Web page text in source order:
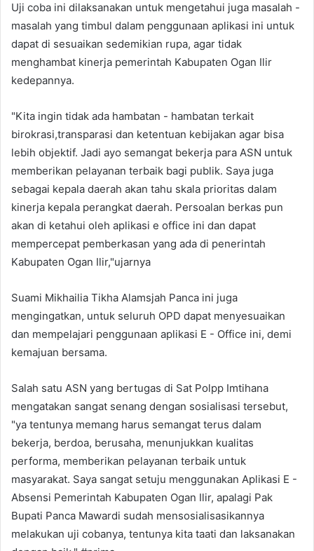
Uji coba ini dilaksanakan untuk mengetahui juga masalah -
masalah yang timbul dalam penggunaan aplikasi ini untuk
dapat di sesuaikan sedemikian rupa, agar tidak
menghambat kinerja pemerintah Kabupaten Ogan Ilir
kedepannya.
"Kita ingin tidak ada hambatan - hambatan terkait
birokrasi,transparasi dan ketentuan kebijakan agar bisa
lebih objektif. Jadi ayo semangat bekerja para ASN untuk
memberikan pelayanan terbaik bagi publik. Saya juga
sebagai kepala daerah akan tahu skala prioritas dalam
kinerja kepala perangkat daerah. Persoalan berkas pun
akan di ketahui oleh aplikasi e office ini dan dapat
mempercepat pemberkasan yang ada di penerintah
Kabupaten Ogan Ilir,"ujarnya
Suami Mikhailia Tikha Alamsjah Panca ini juga
mengingatkan, untuk seluruh OPD dapat menyesuaikan
dan mempelajari penggunaan aplikasi E - Office ini, demi
kemajuan bersama.
Salah satu ASN yang bertugas di Sat Polpp Imtihana
mengatakan sangat senang dengan sosialisasi tersebut,
"ya tentunya memang harus semangat terus dalam
bekerja, berdoa, berusaha, menunjukkan kualitas
performa, memberikan pelayanan terbaik untuk
masyarakat. Saya sangat setuju menggunakan Aplikasi E -
Absensi Pemerintah Kabupaten Ogan Ilir, apalagi Pak
Bupati Panca Mawardi sudah mensosialisasikannya
melakukan uji cobanya, tentunya kita taati dan laksanakan